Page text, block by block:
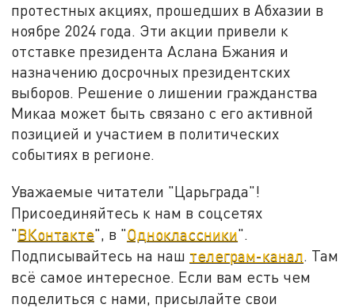
протестных акциях, прошедших в Абхазии в
ноябре 2024 года. Эти акции привели к
отставке президента Аслана Бжания и
назначению досрочных президентских
выборов. Решение о лишении гражданства
Микаа может быть связано с его активной
позицией и участием в политических
событиях в регионе.
Уважаемые читатели "Царьграда"!
Присоединяйтесь к нам в соцсетях
"ВКонтакте", в "Одноклассники".
Подписывайтесь на наш телеграм-канал. Там
всё самое интересное. Если вам есть чем
поделиться с нами, присылайте свои